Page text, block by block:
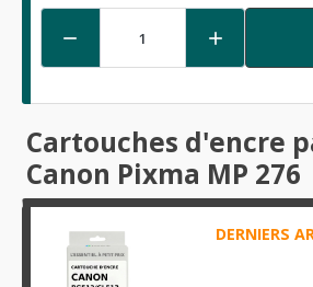
 
Cartouches d'encre
Canon Pixma MP 276
DERNIERS